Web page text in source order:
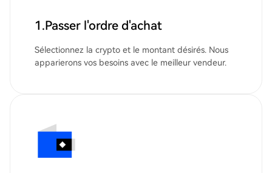
1.Passer l'ordre d'achat
Sélectionnez la crypto et le montant désirés. Nous
apparierons vos besoins avec le meilleur vendeur.